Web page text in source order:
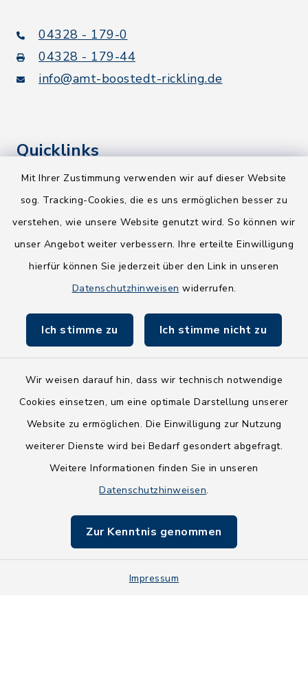
Mit Ihrer Zustimmung verwenden wir auf dieser Website
sog. Tracking-Cookies, die es uns ermöglichen besser zu
verstehen, wie unsere Website genutzt wird. So können wir
unser Angebot weiter verbessern. Ihre erteilte Einwilligung
hierfür können Sie jederzeit über den Link in unseren
Datenschutzhinweisen widerrufen.
Ich stimme zu Ich stimme nicht zu
Wir weisen darauf hin, dass wir technisch notwendige
Cookies einsetzen, um eine optimale Darstellung unserer
Website zu ermöglichen. Die Einwilligung zur Nutzung
weiterer Dienste wird bei Bedarf gesondert abgefragt.
Weitere Informationen finden Sie in unseren
Datenschutzhinweisen.
Zur Kenntnis genommen
Impressum
04328 - 179-0
04328 - 179-44
info@amt-boostedt-rickling.de
Quicklinks
Kreis Segeberg
NEU! Amtsbroschüre 2026
Holsteiner Auenland
Fundbüro
Barrierefreiheit
Impressum
Sitemap